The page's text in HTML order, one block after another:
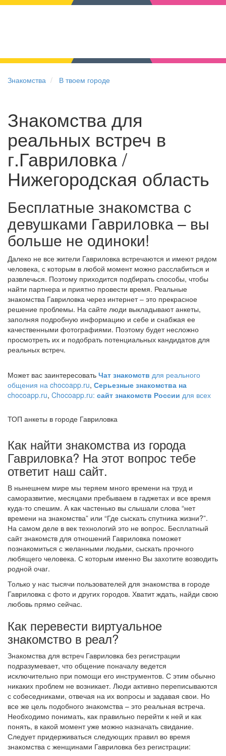
Знакомства В твоем городе
Знакомства для
реальных встреч в
г.Гавриловка /
Нижегородская область
Бесплатные знакомства с
девушками Гавриловка – вы
больше не одиноки!
Далеко не все жители Гавриловка встречаются и имеют рядом
человека, с которым в любой момент можно расслабиться и
развлечься. Поэтому приходится подбирать способы, чтобы
найти партнера и приятно провести время. Реальные
знакомства Гавриловка через интернет – это прекрасное
решение проблемы. На сайте люди выкладывают анкеты,
заполняя подробную информацию и себе и снабжая ее
качественными фотографиями. Поэтому будет несложно
просмотреть их и подобрать потенциальных кандидатов для
реальных встреч.
Может вас заинтересовать Чат знакомств для реального
общения на chocoapp.ru, Серьезные знакомства на
chocoapp.ru, Chocoapp.ru: сайт знакомств России для всех
ТОП анкеты в городе Гавриловка
Как найти знакомства из города
Гавриловка? На этот вопрос тебе
ответит наш сайт.
В нынешнем мире мы теряем много времени на труд и
саморазвитие, месяцами пребываем в гаджетах и все время
куда-то спешим. А как частенько вы слышали слова “нет
времени на знакомства” или “Где сыскать спутника жизни?”.
На самом деле в век технологий это не вопрос. Бесплатный
сайт знакомств для отношений Гавриловка поможет
познакомиться с желанными людьми, сыскать прочного
любящего человека. С которым именно Вы захотите возводить
родной очаг.
Только у нас тысячи пользователей для знакомства в городе
Гавриловка с фото и других городов. Хватит ждать, найди свою
любовь прямо сейчас.
Как перевести виртуальное
знакомство в реал?
Знакомства для встреч Гавриловка без регистрации
подразумевает, что общение поначалу ведется
исключительно при помощи его инструментов. С этим обычно
никаких проблем не возникает. Люди активно переписываются
с собеседниками, отвечая на их вопросы и задавая свои. Но
все же цель подобного знакомства – это реальная встреча.
Необходимо понимать, как правильно перейти к ней и как
понять, в какой момент уже можно назначать свидание.
Следует придерживаться следующих правил во время
знакомства с женщинами Гавриловка без регистрации: